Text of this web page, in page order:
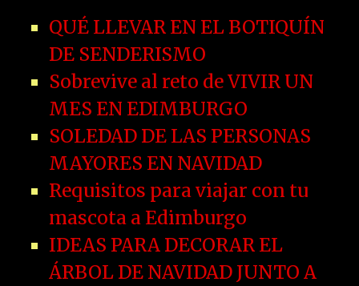
QUÉ LLEVAR EN EL BOTIQUÍN
DE SENDERISMO
Sobrevive al reto de VIVIR UN
MES EN EDIMBURGO
SOLEDAD DE LAS PERSONAS
MAYORES EN NAVIDAD
Requisitos para viajar con tu
mascota a Edimburgo
IDEAS PARA DECORAR EL
ÁRBOL DE NAVIDAD JUNTO A